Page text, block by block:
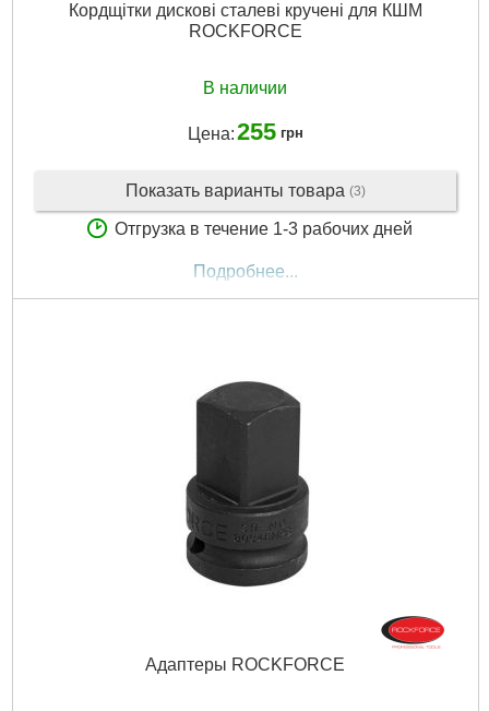
Кордщітки дискові сталеві кручені для КШМ
ROCKFORCE
В наличии
Цена:255 грн
Показать варианты товара (3)
Отгрузка в течение 1-3 рабочих дней
Подробнее...
Адаптеры ROCKFORCE